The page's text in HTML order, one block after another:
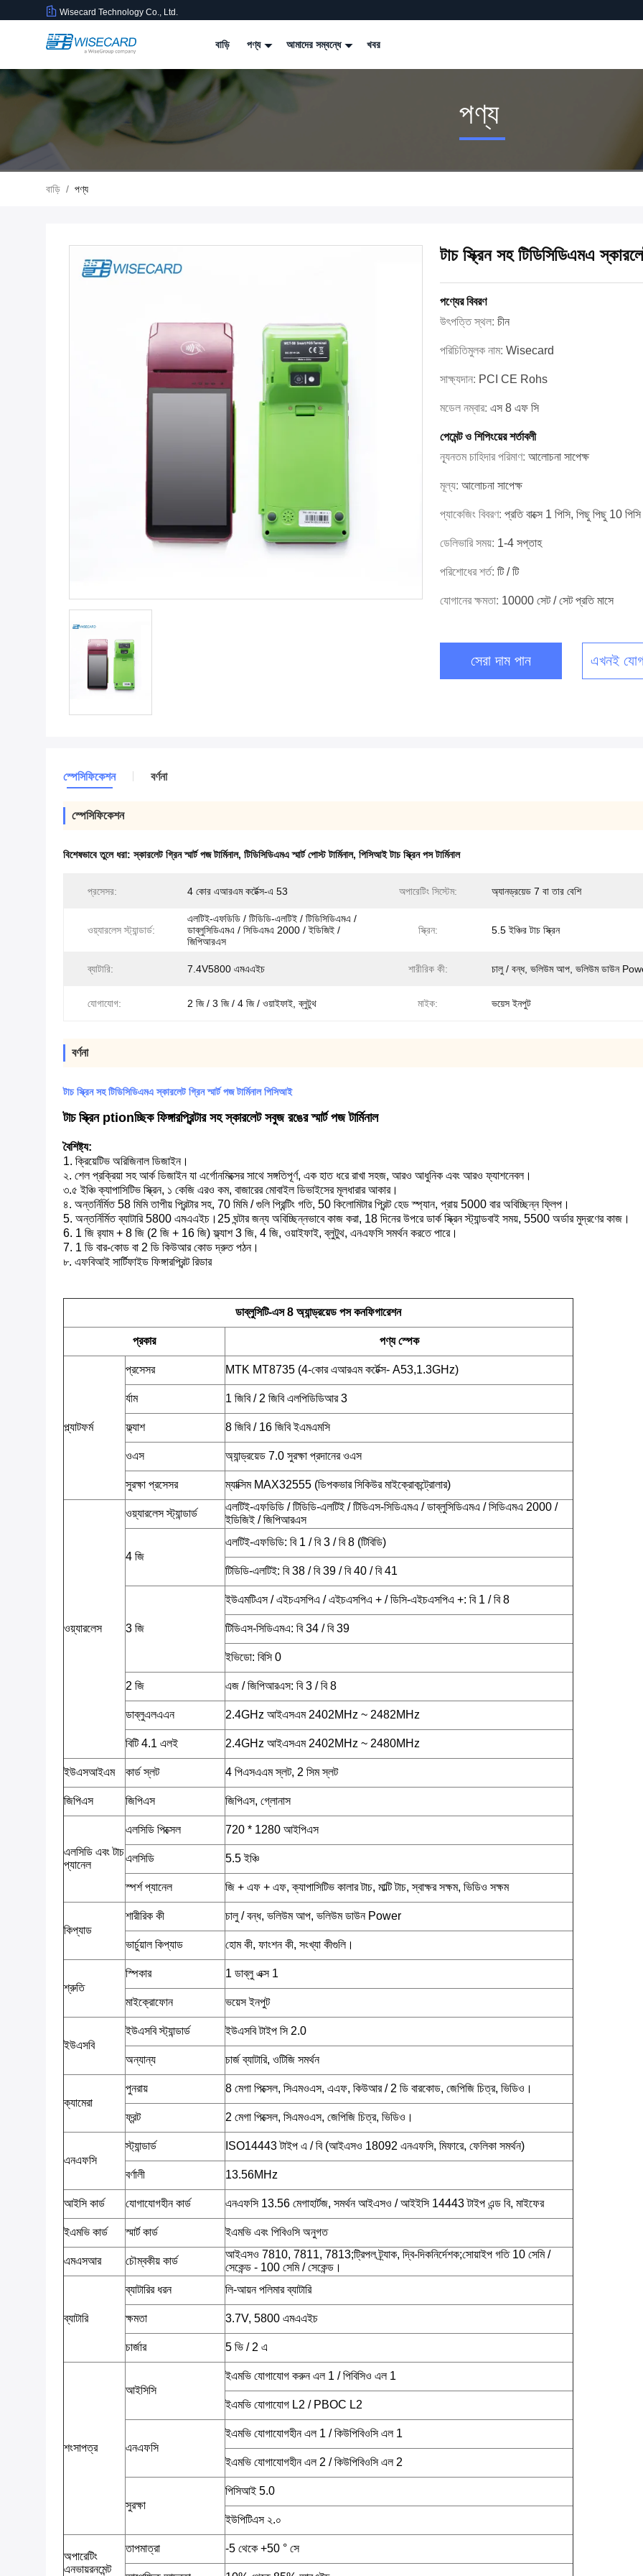
Wisecard Technology Co., Ltd.
বাড়ি পণ্য আমাদের সম্বন্ধে খবর
পণ্য
বাড়ি / পণ্য
টাচ স্ক্রিন সহ টিডিসিডিএমএ
পণ্যের বিবরণ
উৎপত্তি স্থল: চীন
পরিচিতিমুলক নাম: Wisecard
সাক্ষ্যদান: PCI CE Rohs
মডেল নম্বার: এস 8 এফ সি
পেমেন্ট ও শিপিংয়ের শর্তাবলী
ন্যূনতম চাহিদার পরিমাণ: আলোচনা সাপেক্ষ
মূল্য: আলোচনা সাপেক্ষ
প্যাকেজিং বিবরণ: প্রতি বাক্সে 1 পিসি, পিছু পিছু 10 পিসি
ডেলিভারি সময়: 1-4 সপ্তাহ
পরিশোধের শর্ত: টি / টি
যোগানের ক্ষমতা: 10000 সেট / সেট প্রতি মাসে
সেরা দাম পান এখনই
স্পেসিফিকেশন বর্ণনা
স্পেসিফিকেশন
বিশেষভাবে তুলে ধরা:স্কারলেট গ্রিন স্মার্ট পজ টার্মিনাল, টিডিসিডিএমএ স্মার্ট পোস্ট টার্মিনাল, পিসিআই টাচ স্ক্রিন পস টার্মিনাল
প্রসেসর: 4 কোর এআরএম কর্টেক্স-এ 53 অপারেটিং সিস্টেম: অ্যানড্রয়েড 7 বা তার বেশি
ওয়্যারলেস স্ট্যান্ডার্ড:
এলটিই-এফডিডি / টিডিডি-এলটিই / টিডিসিডিএমএ /
ডাব্লুসিডিএমএ / সিডিএমএ 2000 / ইডিজিই /
জিপিআরএস
স্ক্রিন: 5.5 ইঞ্চির টাচ স্ক্রিন
ব্যাটারি: 7.4V5800 এমএএইচ শারীরিক কী: চালু / বন্ধ, ভলিউম আপ, ভলিউম ডাউন
যোগাযোগ: 2 জি / 3 জি / 4 জি / ওয়াইফাই, ব্লুটুথ মাইক: ভয়েস ইনপুট
বর্ণনা
টাচ স্ক্রিন সহ টিডিসিডিএমএ স্কারলেট গ্রিন স্মার্ট পজ টার্মিনাল পিসিআই
টাচ স্ক্রিন ptionচ্ছিক ফিঙ্গারপ্রিন্টার সহ স্কারলেট সবুজ রঙের স্মার্ট পজ টার্মিনাল
বৈশিষ্ট্য:
1. ক্রিয়েটিভ অরিজিনাল ডিজাইন।
২. শেল প্রক্রিয়া সহ আর্ক ডিজাইন যা এর্গোনমিক্সের সাথে সঙ্গতিপূর্ণ, এক হাত ধরে রাখা সহজ, আরও আধুনিক এবং আরও ফ্যাশনেবল।
৩.৫ ইঞ্চি ক্যাপাসিটিভ স্ক্রিন, ১ কেজি এরও কম, বাজারের মোবাইল ডিভাইসের মূলধারার আকার।
৪. অন্তর্নির্মিত 58 মিমি তাপীয় প্রিন্টার সহ, 70 মিমি / গুলি প্রিন্টিং গতি, 50 কিলোমিটার প্রিন্ট হেড স্প্যান, প্রায় 5000 বার অবিচ্ছিন্ন ফ্লিপ।
5. অন্তর্নির্মিত ব্যাটারি 5800 এমএএইচ।25 ঘন্টার জন্য অবিচ্ছিন্নভাবে কাজ করা, 18 দিনের উপরে ডার্ক স্ক্রিন স্ট্যান্ডবাই সময়, 5500 অর্ডার মুদ্রণের কাজ।
6. 1 জি র‌্যাম + 8 জি (2 জি + 16 জি) ফ্ল্যাশ 3 জি, 4 জি, ওয়াইফাই, ব্লুটুথ, এনএফসি সমর্থন করতে পারে।
7. 1 ডি বার-কোড বা 2 ডি কিউআর কোড দ্রুত পঠন।
৮. এফবিআই সার্টিফাইড ফিঙ্গারপ্রিন্ট রিডার
ডাব্লুসিটি-এস 8 অ্যান্ড্রয়েড পস কনফিগারেশন
প্রকার পণ্য স্পেক
প্ল্যাটফর্ম
প্রসেসর MTK MT8735 (4-কোর এআরএম কর্টেক্স- A53,1.3GHz)
র্যাম 1 জিবি / 2 জিবি এলপিডিডিআর 3
ফ্ল্যাশ 8 জিবি / 16 জিবি ইএমএমসি
ওএস অ্যান্ড্রয়েড 7.0 সুরক্ষা প্রদানের ওএস
সুরক্ষা প্রসেসর ম্যাক্সিম MAX32555 (ডিপকভার সিকিউর মাইক্রোকন্ট্রোলার)
ওয়্যারলেস
ওয়্যারলেস স্ট্যান্ডার্ড
এলটিই-এফডিডি / টিডিডি-এলটিই / টিডিএস-সিডিএমএ / ডাব্লুসিডিএমএ / সিডিএমএ 2000 /
ইডিজিই / জিপিআরএস
4 জি
এলটিই-এফডিডি: বি 1 / বি 3 / বি 8 (টিবিডি)
টিডিডি-এলটিই: বি 38 / বি 39 / বি 40 / বি 41
3 জি
ইউএমটিএস / এইচএসপিএ / এইচএসপিএ + / ডিসি-এইচএসপিএ +: বি 1 / বি 8
টিডিএস-সিডিএমএ: বি 34 / বি 39
ইভিডো: বিসি 0
2 জি এজ / জিপিআরএস: বি 3 / বি 8
ডাব্লুএলএএন 2.4GHz আইএসএম 2402MHz ~ 2482MHz
বিটি 4.1 এলই 2.4GHz আইএসএম 2402MHz ~ 2480MHz
ইউএসআইএম কার্ড স্লট 4 পিএসএএম স্লট, 2 সিম স্লট
জিপিএস জিপিএস জিপিএস, গ্লোনাস
এলসিডি এবং টাচ
প্যানেল
এলসিডি পিক্সেল 720 * 1280 আইপিএস
এলসিডি 5.5 ইঞ্চি
স্পর্শ প্যানেল জি + এফ + এফ, ক্যাপাসিটিভ কালার টাচ, মাল্টি টাচ, স্বাক্ষর সক্ষম, ভিডিও সক্ষম
কিপ্যাড
শারীরিক কী চালু / বন্ধ, ভলিউম আপ, ভলিউম ডাউন Power
ভার্চুয়াল কিপ্যাড হোম কী, ফাংশন কী, সংখ্যা কীগুলি।
শ্রুতি
স্পিকার 1 ডাব্লু এক্স 1
মাইক্রোফোন ভয়েস ইনপুট
ইউএসবি
ইউএসবি স্ট্যান্ডার্ড ইউএসবি টাইপ সি 2.0
অন্যান্য চার্জ ব্যাটারি, ওটিজি সমর্থন
ক্যামেরা
পুনরায় 8 মেগা পিক্সেল, সিএমওএস, এএফ, কিউআর / 2 ডি বারকোড, জেপিজি চিত্র, ভিডিও।
ফ্রন্ট 2 মেগা পিক্সেল, সিএমওএস, জেপিজি চিত্র, ভিডিও।
এনএফসি
স্ট্যান্ডার্ড ISO14443 টাইপ এ / বি (আইএসও 18092 এনএফসি, মিফারে, ফেলিকা সমর্থন)
বর্ণালী 13.56MHz
আইসি কার্ড যোগাযোগহীন কার্ড এনএফসি 13.56 মেগাহার্টজ, সমর্থন আইএসও / আইইসি 14443 টাইপ এন্ড বি, মাইফের
ইএমভি কার্ড স্মার্ট কার্ড ইএমভি এবং পিবিওসি অনুগত
এমএসআর চৌম্বকীয় কার্ড
আইএসও 7810, 7811, 7813;ট্রিপল ট্র্যাক, দ্বি-দিকনির্দেশক;সোয়াইপ গতি 10 সেমি /
সেকেন্ড - 100 সেমি / সেকেন্ড।
ব্যাটারি
ব্যাটারির ধরন লি-আয়ন পলিমার ব্যাটারি
ক্ষমতা 3.7V, 5800 এমএএইচ
চার্জার 5 ভি / 2 এ
শংসাপত্র
আইসিসি
ইএমভি যোগাযোগ করুন এল 1 / পিবিসিও এল 1
ইএমভি যোগাযোগ L2 / PBOC L2
এনএফসি
ইএমভি যোগাযোগহীন এল 1 / কিউপিবিওসি এল 1
ইএমভি যোগাযোগহীন এল 2 / কিউপিবিওসি এল 2
সুরক্ষা
পিসিআই 5.0
ইউপিটিএস ২.০
অপারেটিং
এনভায়রনমেন্ট
তাপমাত্রা -5 থেকে +50 ° সে